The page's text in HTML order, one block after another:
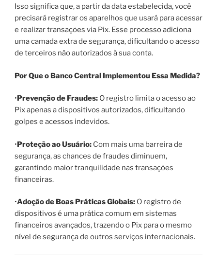
Isso significa que, a partir da data estabelecida, você
precisará registrar os aparelhos que usará para acessar
e realizar transações via Pix. Esse processo adiciona
uma camada extra de segurança, dificultando o acesso
de terceiros não autorizados à sua conta.
Por Que o Banco Central Implementou Essa Medida?
•Prevenção de Fraudes: O registro limita o acesso ao
Pix apenas a dispositivos autorizados, dificultando
golpes e acessos indevidos.
•Proteção ao Usuário: Com mais uma barreira de
segurança, as chances de fraudes diminuem,
garantindo maior tranquilidade nas transações
financeiras.
•Adoção de Boas Práticas Globais: O registro de
dispositivos é uma prática comum em sistemas
financeiros avançados, trazendo o Pix para o mesmo
nível de segurança de outros serviços internacionais.